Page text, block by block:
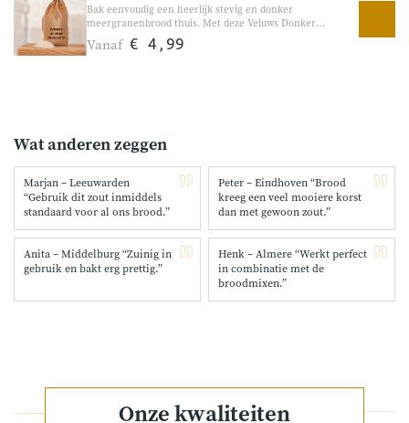
Bak eenvoudig een heerlijk stevig en donker
meergranenbrood thuis. Met deze Veluws Donker
Broodmix bakt u eenvoudig een rijk gevuld brood met
granen, pitten, zaden en walnoten. De combinatie van
Vanaf € 4,99
Wat anderen zeggen
Marjan – Leeuwarden
“Gebruik dit zout inmiddels
standaard voor al ons brood.”
Peter – Eindhoven “Brood
kreeg een veel mooiere korst
dan met gewoon zout.”
Anita – Middelburg “Zuinig in
gebruik en bakt erg prettig.”
Henk – Almere “Werkt perfect
in combinatie met de
broodmixen.”
Onze kwaliteiten